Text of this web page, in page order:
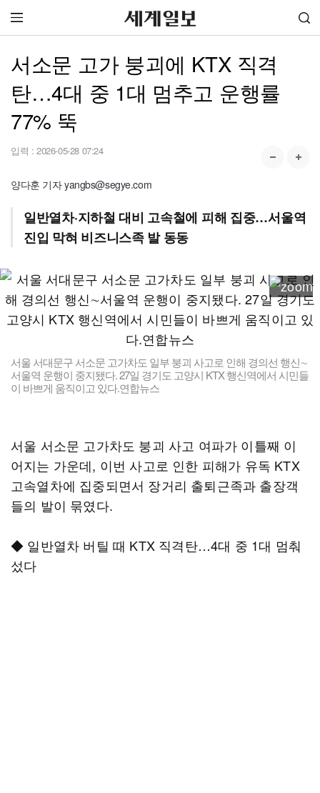
서소문 고가 붕괴에 KTX 직격
탄…4대 중 1대 멈추고 운행률
77% 뚝
입력 : 2026-05-28 07:24
양다훈 기자 yangbs@segye.com
일반열차·지하철 대비 고속철에 피해 집중…서울역
진입 막혀 비즈니스족 발 동동
서울 서대문구 서소문 고가차도 일부 붕괴 사고로 인해 경의선 행신∼
서울역 운행이 중지됐다. 27일 경기도 고양시 KTX 행신역에서 시민들
이 바쁘게 움직이고 있다.연합뉴스
서울 서소문 고가차도 붕괴 사고 여파가 이틀째 이
어지는 가운데, 이번 사고로 인한 피해가 유독 KTX
고속열차에 집중되면서 장거리 출퇴근족과 출장객
들의 발이 묶였다.
◆ 일반열차 버틸 때 KTX 직격탄…4대 중 1대 멈춰
섰다